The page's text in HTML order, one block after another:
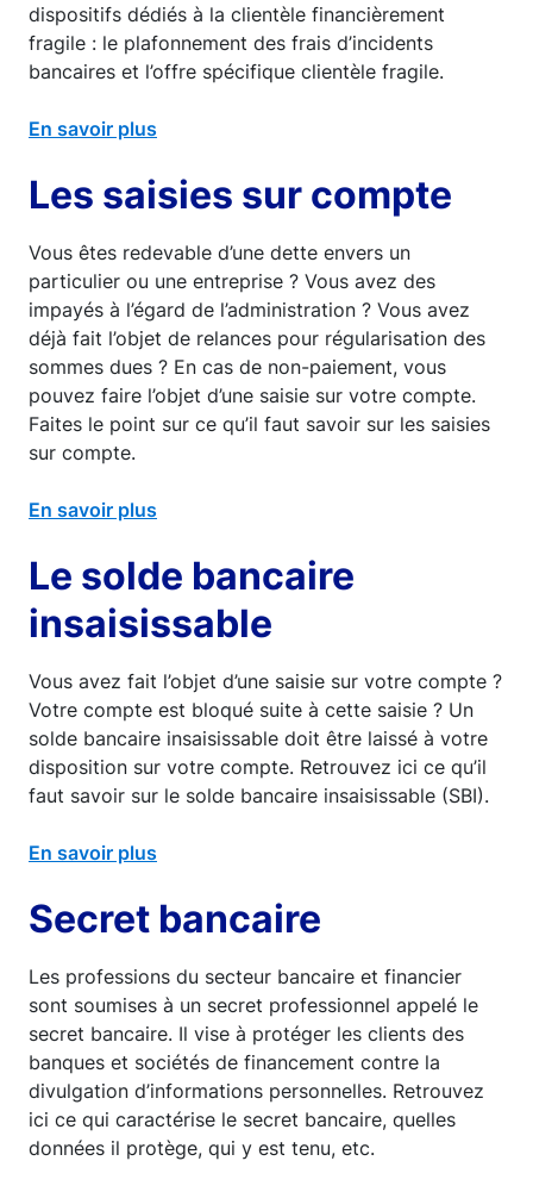
dispositifs dédiés à la clientèle financièrement
fragile : le plafonnement des frais d’incidents
bancaires et l’offre spécifique clientèle fragile.
En savoir plus
Les saisies sur compte
Vous êtes redevable d’une dette envers un
particulier ou une entreprise ? Vous avez des
impayés à l’égard de l’administration ? Vous avez
déjà fait l’objet de relances pour régularisation des
sommes dues ? En cas de non-paiement, vous
pouvez faire l’objet d’une saisie sur votre compte.
Faites le point sur ce qu’il faut savoir sur les saisies
sur compte.
En savoir plus
Le solde bancaire
insaisissable
Vous avez fait l’objet d’une saisie sur votre compte ?
Votre compte est bloqué suite à cette saisie ? Un
solde bancaire insaisissable doit être laissé à votre
disposition sur votre compte. Retrouvez ici ce qu’il
faut savoir sur le solde bancaire insaisissable (SBI).
En savoir plus
Secret bancaire
Les professions du secteur bancaire et financier
sont soumises à un secret professionnel appelé le
secret bancaire. Il vise à protéger les clients des
banques et sociétés de financement contre la
divulgation d’informations personnelles. Retrouvez
ici ce qui caractérise le secret bancaire, quelles
données il protège, qui y est tenu, etc.